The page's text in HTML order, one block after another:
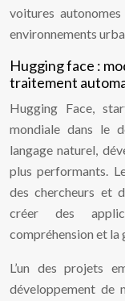
voitures
environnements
Hugging face :
traitement
Hugging Face,
mondiale dans le
langage naturel,
plus performants.
des chercheurs et
créer des
compréhension et la
L’un des projets
développement de